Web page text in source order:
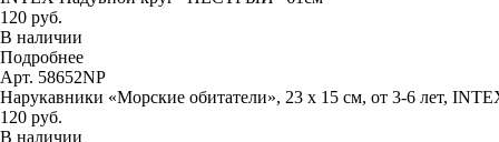
120 руб.
В наличии
Подробнее
Арт. 58652NP
Нарукавники «Морские обитатели», 23 х 15 см, от 3-6 лет,
120 руб.
В наличии